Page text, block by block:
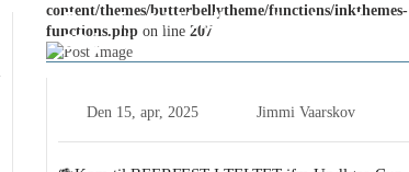
content/themes/butterbellytheme/functions/inkthemes-
functions.php on line 207
Beer-fest i Undløse, lørdag d.
28.juni
Den 15, apr, 2025 Jimmi Vaarskov